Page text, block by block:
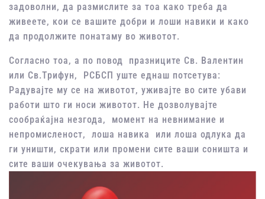
задоволни, да размислите за тоа како треба да
живеете, кои се вашите добри и лоши навики и како
да продолжите понатаму во животот.
Согласно тоа, а по повод празниците Св. Валентин
или Св.Трифун, РСБСП уште еднаш потсетува:
Радувајте му се на животот, уживајте во сите убави
работи што ги носи животот. Не дозволувајте
сообраќајна незгода, момент на невнимание и
непромисленост, лоша навика или лоша одлука да
ги уништи, скрати или промени сите ваши соништа и
сите ваши очекувања за животот.